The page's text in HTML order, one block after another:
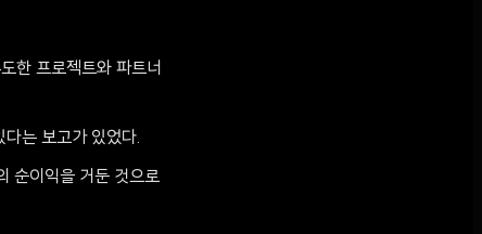
한 프로젝트와 파트너
는 보고가 있었다.
순이익을 거둔 것으로